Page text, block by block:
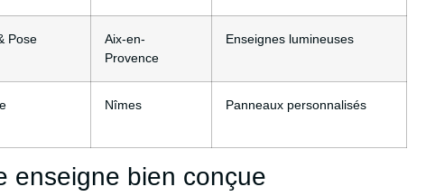
Pose
Aix-en-
Provence
Enseignes lumineuses
Nîmes Panneaux personnalisés
enseigne bien conçue